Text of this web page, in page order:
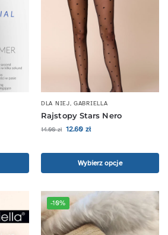
DLA NIEJ,GABRIELLA
Rajstopy Stars Nero
14.00zł 12.60 zł
Wybierz opcje
-10%